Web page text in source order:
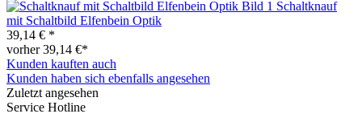
Schaltknauf
mit Schaltbild Elfenbein Optik
39,14 € *
vorher 39,14 €*
Kunden kauften auch
Kunden haben sich ebenfalls angesehen
Zuletzt angesehen
Service Hotline